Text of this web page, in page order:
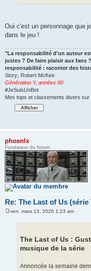
Oui c'est un personnage que
dans le jeu !
"La responsabilité d'un auteur
justes ? De faire plaisir aux fans
responsabilité : raconter des
Story , Robert McKee
Génération Y, années 90
#JeSuisUnBot
Mes tops et classements divers sur
phoenlx
Fondateur du forum
Re: The Last of Us (série
ven. mars 13, 2020 1:23 am
The Last of Us :
musique de la série
Annoncée la semaine